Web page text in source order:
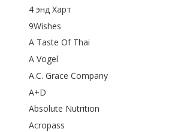
4 энд Харт
9Wishes
A Taste Of Thai
A Vogel
A.C. Grace Company
A+D
Absolute Nutrition
Acropass